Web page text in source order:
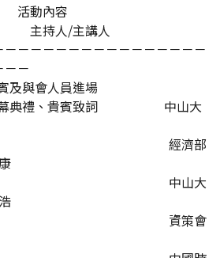
內容
講人
－－－－－－－－－－－－－－－
－－
與會人員進場
幕典禮、貴賓致詞 中山大
部
大
會